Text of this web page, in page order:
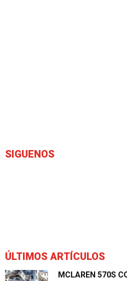
SIGUENOS
ÚLTIMOS ARTÍCULOS
MCLAREN 570S